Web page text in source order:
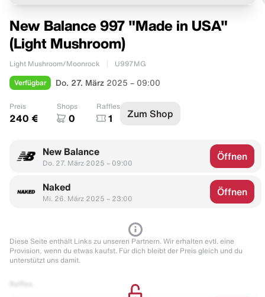
New Balance 997 "Made in USA"
(Light Mushroom)
Light Mushroom/Moonrock U997MG
Verfügbar Do. 27. März 2025 – 09:00
Preis
240 €
Shops
0
Raffles
1 Zum Shop
New Balance
Do. 27. März 2025 – 09:00
Öffnen
Naked
Mi. 26. März 2025 – 23:00
Öffnen
Diese Seite enthält Links zu unseren Partnern. Wir erhalten evtl. eine
Provision, wenn du etwas kaufst. Für dich bleibt der Preis gleich und du
unterstützt uns damit.